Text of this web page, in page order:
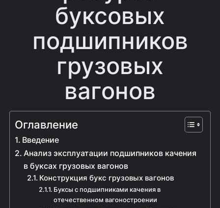
буксовых
подшипников
грузовых
вагонов
Оглавление
Введение
Анализ эксплуатации подшипников качения
в буксах грузовых вагонов
Конструкция букс грузовых вагонов
Буксы с подшипниками качения в
отечественном вагоностроении